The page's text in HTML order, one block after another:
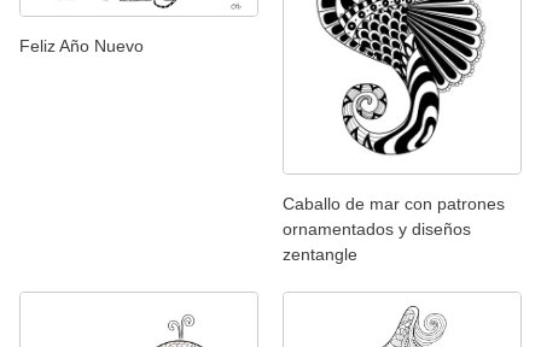
Feliz Año Nuevo
Caballo de mar con patrones
ornamentados y diseños
zentangle